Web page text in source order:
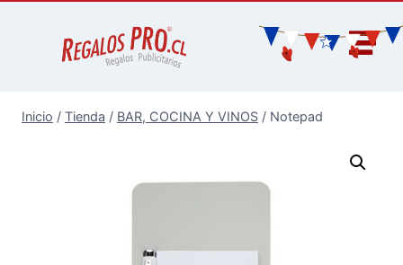
Inicio / Tienda / BAR, COCINA Y VINOS / Notepad